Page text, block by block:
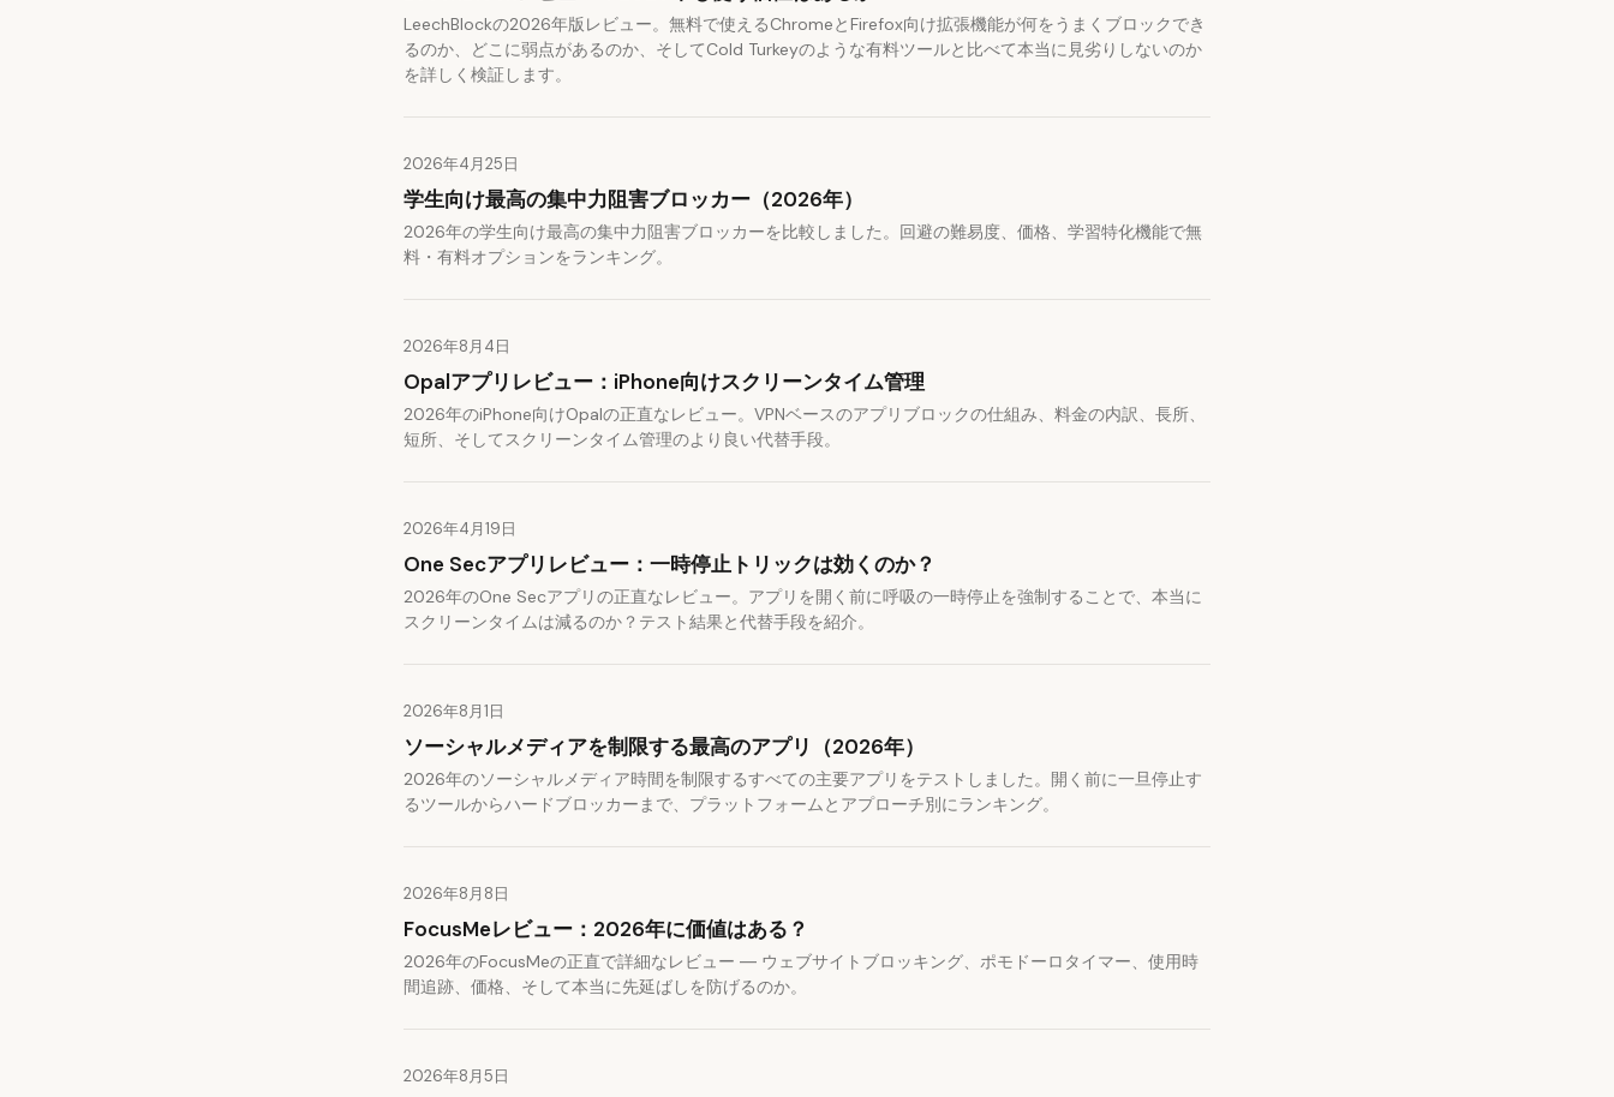
LeechBlockの2026年版レビュー。無料で使えるChromeとFirefox向け拡張機能が何をうまくブロックでき
るのか、どこに弱点があるのか、そしてCold Turkeyのような有料ツールと比べて本当に見劣りしないのか
を詳しく検証します。
2026年4月25日
学生向け最高の集中力阻害ブロッカー（2026年）
2026年の学生向け最高の集中力阻害ブロッカーを比較しました。回避の難易度、価格、学習特化機能で無
料・有料オプションをランキング。
2026年8月4日
Opalアプリレビュー：iPhone向けスクリーンタイム管理
2026年のiPhone向けOpalの正直なレビュー。VPNベースのアプリブロックの仕組み、料金の内訳、長所、
短所、そしてスクリーンタイム管理のより良い代替手段。
2026年4月19日
One Secアプリレビュー：一時停止トリックは効くのか？
2026年のOne Secアプリの正直なレビュー。アプリを開く前に呼吸の一時停止を強制することで、本当に
スクリーンタイムは減るのか？テスト結果と代替手段を紹介。
2026年8月1日
ソーシャルメディアを制限する最高のアプリ（2026年）
2026年のソーシャルメディア時間を制限するすべての主要アプリをテストしました。開く前に一旦停止す
るツールからハードブロッカーまで、プラットフォームとアプローチ別にランキング。
2026年8月8日
FocusMeレビュー：2026年に価値はある？
2026年のFocusMeの正直で詳細なレビュー ― ウェブサイトブロッキング、ポモドーロタイマー、使用時
間追跡、価格、そして本当に先延ばしを防げるのか。
2026年8月5日